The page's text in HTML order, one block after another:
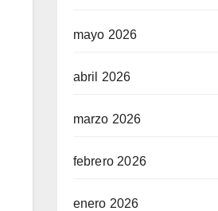
mayo 2026
abril 2026
marzo 2026
febrero 2026
enero 2026